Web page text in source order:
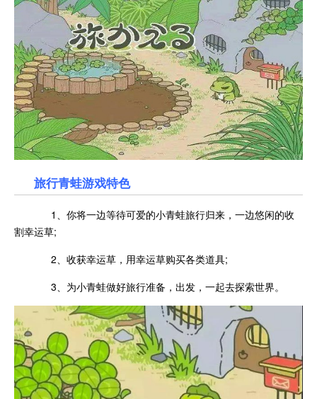
旅行青蛙游戏特色
1、你将一边等待可爱的小青蛙旅行归来，一边悠闲的收
割幸运草;
2、收获幸运草，用幸运草购买各类道具;
3、为小青蛙做好旅行准备，出发，一起去探索世界。